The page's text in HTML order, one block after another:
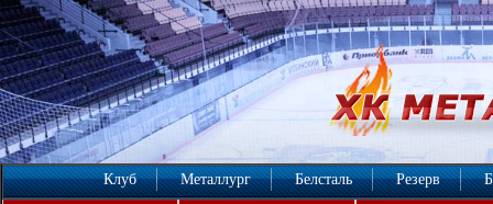
Клуб Металлург Белсталь Резерв